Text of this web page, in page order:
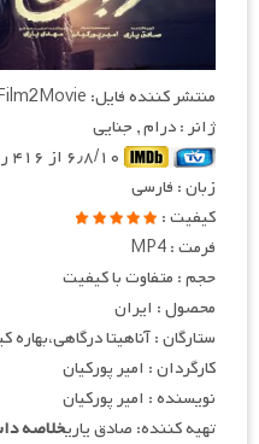
منتشر کننده فایل: Film2Movie
ژانر : درام , جنایی
زبان : فارسی
کیفیت :
فرمت : MP4
حجم : متفاوت با کیفیت
محصول : ایران
ستارگان : آناهیتا
کارگردان : امیر پورکیان
نویسنده : امیر پورکیان
تهیه کننده: صادق یاریخلاصه